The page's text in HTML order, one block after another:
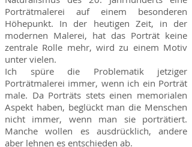
Porträtmalerei auf einem besonderen
Höhepunkt. In der heutigen Zeit, in der
modernen Malerei, hat das Porträt keine
zentrale Rolle mehr, wird zu einem Motiv
unter vielen.
Ich spüre die Problematik jetziger
Porträtmalerei immer, wenn ich ein Porträt
male. Da Porträts stets einen memorialen
Aspekt haben, beglückt man die Menschen
nicht immer, wenn man sie porträtiert.
Manche wollen es ausdrücklich, andere
aber lehnen es entschieden ab.